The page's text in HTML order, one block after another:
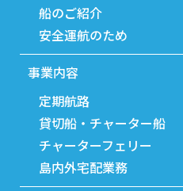
船のご紹介
安全運航のため
事業内容
定期航路
貸切船・チャーター船
チャーターフェリー
島内外宅配業務